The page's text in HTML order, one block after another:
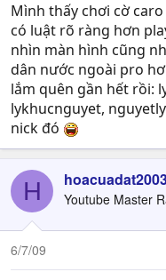
Mình thấy chơi cờ
có luật rõ ràng hơn
nhìn màn hình cũng
dân nước ngoài pro
lắm quên gần hết rồi:
lykhucnguyet,
nick đó
H Youtube Master
6/7/09